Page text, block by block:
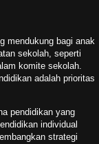
mendukung bagi anak
sekolah, seperti
komite sekolah.
adalah prioritas
pendidikan yang
individual
strategi